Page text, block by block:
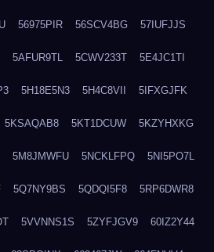
56975PIR 56SCV4BG 57IUFJJS
5AFUR9TL 5CWV233T 5E4JC1TI
5H18E5N3 5H4C8VII 5IFXGJFK
5KSAQAB8 5KT1DCUW 5KZYHXKG
5M8JMWFU 5NCKLFPQ 5NI5PO7L
5Q7NY9BS 5QDQI5F8 5RP6DWR8
5VVNNS1S 5ZYFJGV9 60IZ2Y44